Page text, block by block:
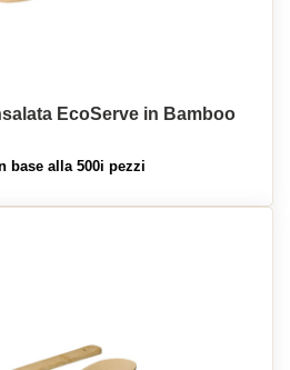
EcoServe in Bamboo
base alla 500i pezzi